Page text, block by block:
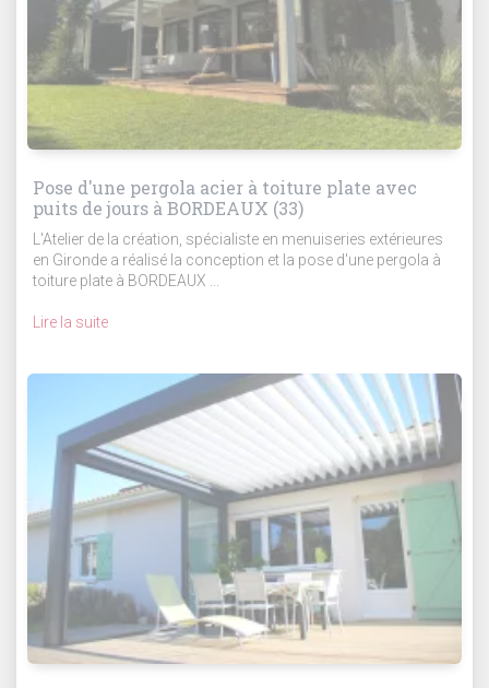
Pose d'une pergola acier à toiture plate avec
puits de jours à BORDEAUX (33)
L'Atelier de la création, spécialiste en menuiseries extérieures
en Gironde a réalisé la conception et la pose d'une pergola à
toiture plate à BORDEAUX ...
Lire la suite